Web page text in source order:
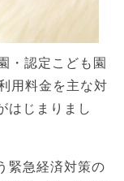
・認定こども園
用料金を主な対
はじまりまし
緊急経済対策の